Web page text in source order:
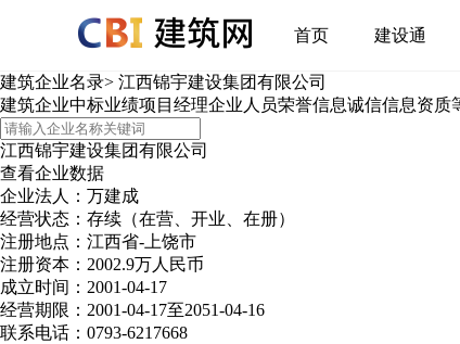
首页 建设通
建筑企业名录> 江西锦宇建设集团有限公司
建筑企业中标业绩项目经理企业人员荣誉信息诚信信息资质
江西锦宇建设集团有限公司
查看企业数据
企业法人：万建成
经营状态：存续（在营、开业、在册）
注册地点：江西省-上饶市
注册资本：2002.9万人民币
成立时间：2001-04-17
经营期限：2001-04-17至2051-04-16
联系电话：0793-6217668